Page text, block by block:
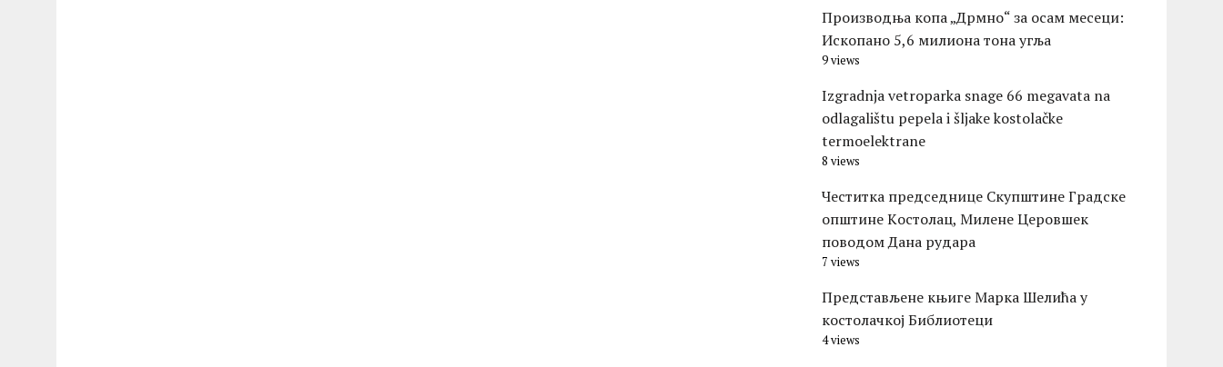
Производња копа „Дрмно“ за осам месеци:
Ископано 5,6 милиона тона угља
9 views
Izgradnja vetroparka snage 66 megavata na
odlagalištu pepela i šljake kostolačke
termoelektrane
8 views
Честитка председнице Скупштине Градске
општине Kостолац, Милене Церовшек
поводом Дана рудара
7 views
Представљене књиге Марка Шелића у
костолачкој Библиотеци
4 views